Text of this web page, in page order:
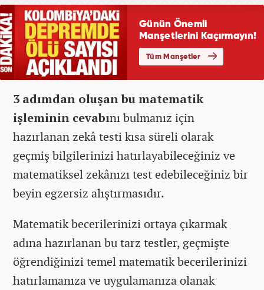
3 adımdan oluşan bu matematik
işleminin cevabını bulmanız için
hazırlanan zekâ testi kısa süreli olarak
geçmiş bilgilerinizi hatırlayabileceğiniz ve
matematiksel zekânızı test edebileceğiniz bir
beyin egzersiz alıştırmasıdır.
Matematik becerilerinizi ortaya çıkarmak
adına hazırlanan bu tarz testler, geçmişte
öğrendiğinizi temel matematik becerilerinizi
hatırlamanıza ve uygulamanıza olanak